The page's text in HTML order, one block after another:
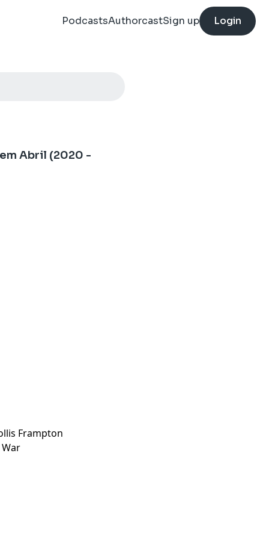
PodcastsAuthorcastSign up Login
Abril (2020 -
Frampton